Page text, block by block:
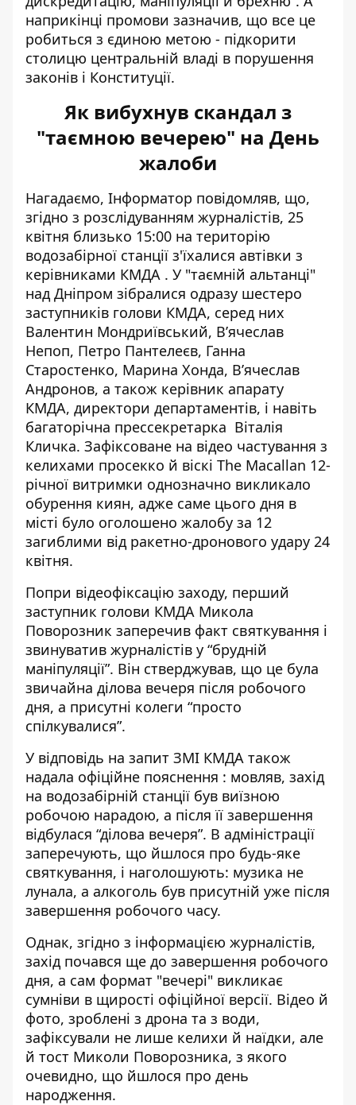
наприкінці промови зазначив, що все це
робиться з єдиною метою - підкорити
столицю центральній владі в порушення
законів і Конституції.
Як вибухнув скандал з
"таємною вечерею" на День
жалоби
Нагадаємо, Інформатор повідомляв, що,
згідно з розслідуванням журналістів, 25
квітня близько 15:00 на територію
водозабірної станції з'їхалися автівки з
керівниками КМДА . У "таємній альтанці"
над Дніпром зібралися одразу шестеро
заступників голови КМДА, серед них
Валентин Мондриївський, В’ячеслав
Непоп, Петро Пантелеєв, Ганна
Старостенко, Марина Хонда, В’ячеслав
Андронов, а також керівник апарату
КМДА, директори департаментів, і навіть
багаторічна прессекретарка Віталія
Кличка. Зафіксоване на відео частування з
келихами просекко й віскі The Macallan 12-
річної витримки однозначно викликало
обурення киян, адже саме цього дня в
місті було оголошено жалобу за 12
загиблими від ракетно-дронового удару 24
квітня.
Попри відеофіксацію заходу, перший
заступник голови КМДА Микола
Поворозник заперечив факт святкування і
звинуватив журналістів у “брудній
маніпуляції”. Він стверджував, що це була
звичайна ділова вечеря після робочого
дня, а присутні колеги “просто
спілкувалися”.
У відповідь на запит ЗМІ КМДА також
надала офіційне пояснення : мовляв, захід
на водозабірній станції був виїзною
робочою нарадою, а після її завершення
відбулася “ділова вечеря”. В адміністрації
заперечують, що йшлося про будь-яке
святкування, і наголошують: музика не
лунала, а алкоголь був присутній уже після
завершення робочого часу.
Однак, згідно з інформацією журналістів,
захід почався ще до завершення робочого
дня, а сам формат "вечері" викликає
сумніви в щирості офіційної версії. Відео й
фото, зроблені з дрона та з води,
зафіксували не лише келихи й наїдки, але
й тост Миколи Поворозника, з якого
очевидно, що йшлося про день
народження.